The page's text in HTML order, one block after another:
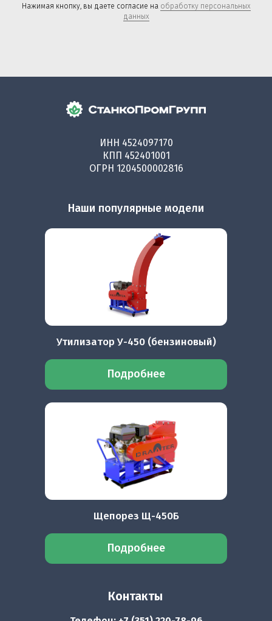
Нажимая кнопку, вы даете согласие на обработку персональных
данных
ИНН 4524097170
КПП 452401001
ОГРН 1204500002816
Наши популярные модели
Щепорез Щ-450Б
Подробнее
Утилизатор У-450 (бензиновый)
Подробнее
Контакты